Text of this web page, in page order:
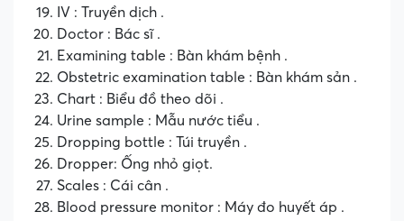
IV : Truyền dịch .
Doctor : Bác sĩ .
Examining table : Bàn khám bệnh .
Obstetric examination table : Bàn khám sản .
Chart : Biểu đồ theo dõi .
Urine sample : Mẫu nước tiểu .
Dropping bottle : Túi truyền .
Dropper: Ống nhỏ giọt.
Scales : Cái cân .
Blood pressure monitor : Máy đo huyết áp .